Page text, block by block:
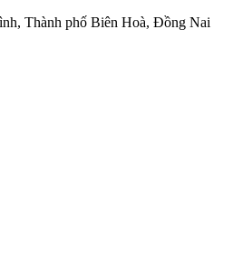
Thành phố Biên Hoà, Đồng Nai